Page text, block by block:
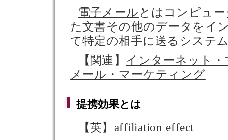
電子メール とはコンピュ
た文書その他のデータをイ
て特定の相手に送るシステ
【関連】 インターネット
メール・マーケティング
提携効果とは
【英】affiliation effect